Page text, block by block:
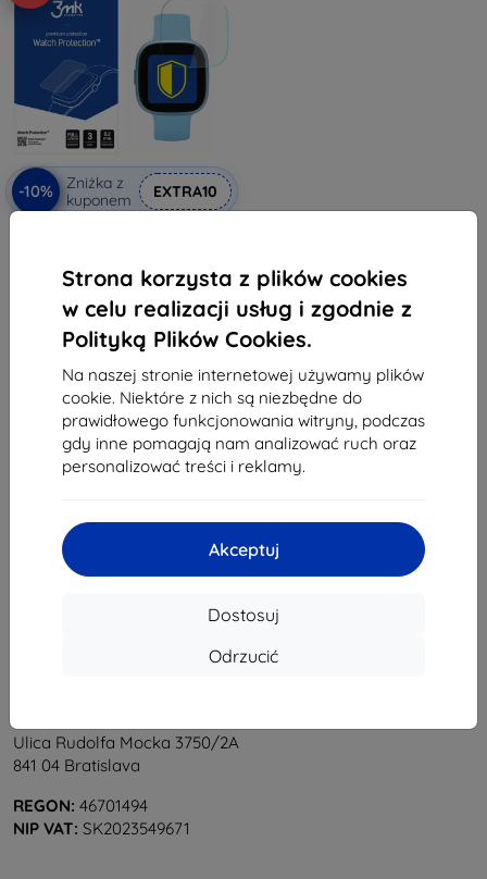
Strona korzysta z plików cookies
w celu realizacji usług i zgodnie z
Polityką Plików Cookies.
Na naszej stronie internetowej używamy plików
cookie. Niektóre z nich są niezbędne do
prawidłowego funkcjonowania witryny, podczas
gdy inne pomagają nam analizować ruch oraz
personalizować treści i reklamy.
Akceptuj
Dostosuj
Odrzucić
-10%
Zniżka z
kuponem
EXTRA10
38,90 zł
35,02 zł
1
Ulica Rudolfa Mocka 3750/2A
841 04 Bratislava
REGON: 46701494
NIP VAT: SK2023549671